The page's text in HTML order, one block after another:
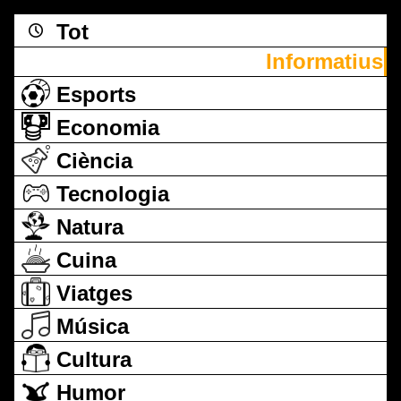
Tot
Informatius
Esports
Economia
Ciència
Tecnologia
Natura
Cuina
Viatges
Música
Cultura
Humor